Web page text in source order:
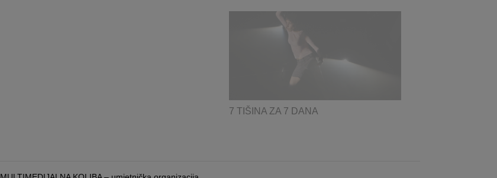
7 TIŠINA ZA 7 DANA